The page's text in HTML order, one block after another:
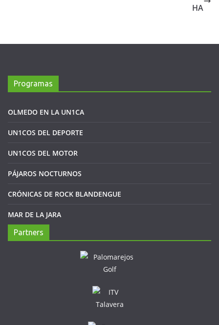
HA
Programas
OLMEDO EN LA UN1CA
UN1COS DEL DEPORTE
UN1COS DEL MOTOR
PÁJAROS NOCTURNOS
CRÓNICAS DE ROCK BLANDENGUE
MAR DE LA JARA
Partners